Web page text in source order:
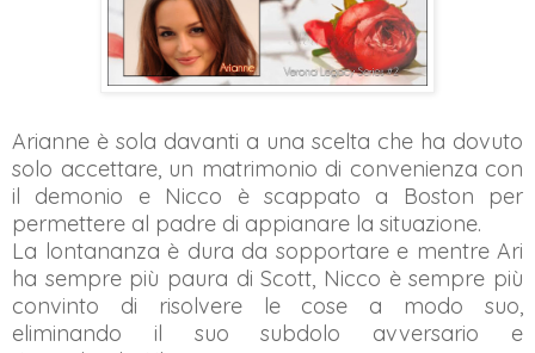
Arianne è sola davanti a una scelta che ha dovuto
solo accettare, un matrimonio di convenienza con
il demonio e Nicco è scappato a Boston per
permettere al padre di appianare la situazione.
La lontananza è dura da sopportare e mentre Ari
ha sempre più paura di Scott, Nicco è sempre più
convinto di risolvere le cose a modo suo,
eliminando il suo subdolo avversario e